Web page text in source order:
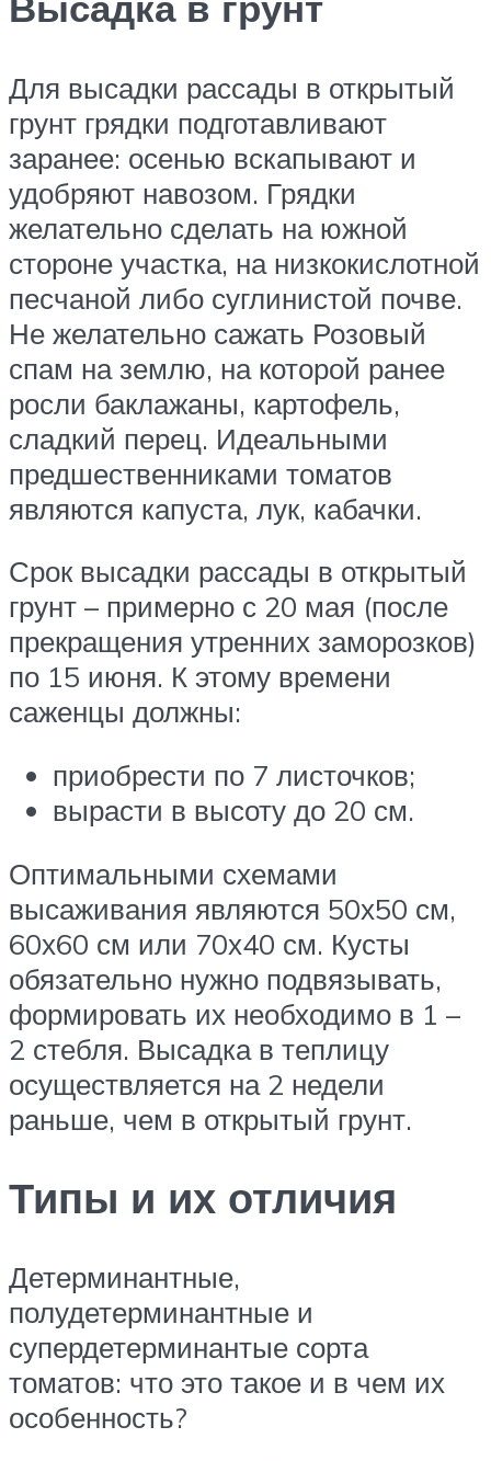
Для высадки рассады в открытый
грунт грядки подготавливают
заранее: осенью вскапывают и
удобряют навозом. Грядки
желательно сделать на южной
стороне участка, на низкокислотной
песчаной либо суглинистой почве.
Не желательно сажать Розовый
спам на землю, на которой ранее
росли баклажаны, картофель,
сладкий перец. Идеальными
предшественниками томатов
являются капуста, лук, кабачки.
Срок высадки рассады в открытый
грунт – примерно с 20 мая (после
прекращения утренних заморозков)
по 15 июня. К этому времени
саженцы должны:
приобрести по 7 листочков;
вырасти в высоту до 20 см.
Оптимальными схемами
высаживания являются 50х50 см,
60х60 см или 70х40 см. Кусты
обязательно нужно подвязывать,
формировать их необходимо в 1 –
2 стебля. Высадка в теплицу
осуществляется на 2 недели
раньше, чем в открытый грунт.
Типы и их отличия
Детерминантные,
полудетерминантные и
супердетерминантые сорта
томатов: что это такое и в чем их
особенность?